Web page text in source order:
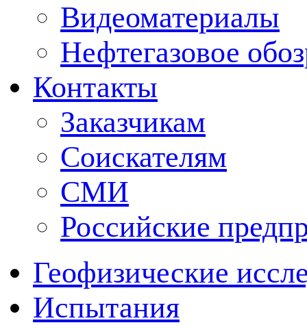
Видеоматериалы
Нефтегазовое
Контакты
Заказчикам
Соискателям
СМИ
Российские
Геофизические
Испытания